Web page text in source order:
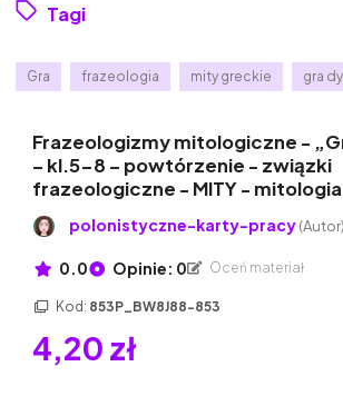
Tagi
Gra frazeologia mity greckie gra
Frazeologizmy mitologiczne -
– kl.5-8 – powtórzenie - związki
frazeologiczne - MITY -
polonistyczne-karty-pracy(Autor)
0.0 Opinie: 0 Oceń materiał
Kod: 853P_BW8J88-853
4,20 zł